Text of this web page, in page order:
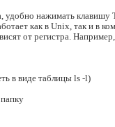
нажимать клавишу
как в Unix, так и в
от регистра.
в виде таблицы ls -l)